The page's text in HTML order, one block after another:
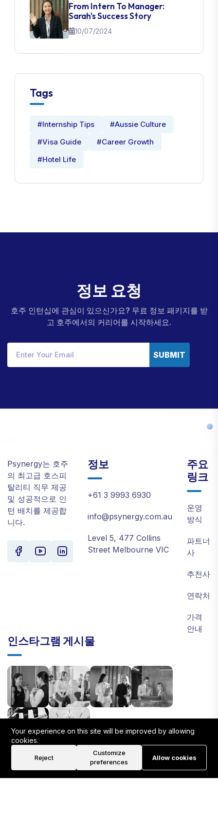
From Intern To Manager:
Sarah's Success Story
10/07/2024
Tags
#Internship Tips
#Aussie Culture
#Visa Guide
#Career Growth
#Hotel Life
정보 요청
호주 인턴십에 관심이 있으신가요? 무료 정보 패키지를 받
고 호주에서의 커리어를 시작하세요.
SUBMIT
Psynergy는 호주
의 최고급 호스피
탈리티 직무 제공
및 성공적으로 인
턴 배치를 제공합
니다.
정보
+61 3 9993 6930
info@psynergy.com.au
Level 5, 477 Collins
Street Melbourne VIC
주요
링크
운영
방식
파트너
사
추천사
연락처
가격
안내
인스타그램 게시물
Your experience on this site will be improved by allowing
cookies.
Reject
Customize
preferences
Allow cookies